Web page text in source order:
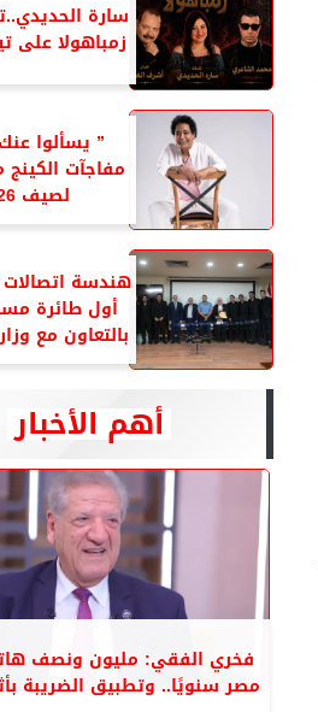
سارة
زمباهولا على
” يسألوا
مفاجآت
لصيف 2026
أول طائرة
بالتعاون مع
أهم الأخبار
فخري الفقي: مليون ونصف
مصر سنويًا.. وتطبيق الضريبة